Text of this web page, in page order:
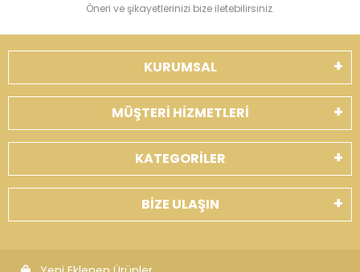
Öneri ve şikayetlerinizi bize iletebilirsiniz.
KURUMSAL
MÜŞTERİ HİZMETLERİ
KATEGORİLER
BİZE ULAŞIN